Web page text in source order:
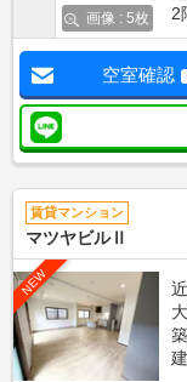
画像 : 5枚
2
空室確認
賃貸マンション
マツヤビルⅡ
NEW